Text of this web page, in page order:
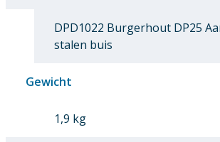
DPD1022 Burgerhout DP25
stalen buis
Gewicht
1,9 kg